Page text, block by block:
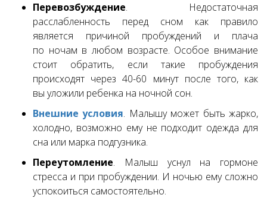
Перевозбуждение. Недостаточная
расслабленность перед сном как правило
является причиной пробуждений и плача
по ночам в любом возрасте. Особое внимание
стоит обратить, если такие пробуждения
происходят через 40-60 минут после того, как
вы уложили ребенка на ночной сон.
Внешние условия. Малышу может быть жарко,
холодно, возможно ему не подходит одежда для
сна или марка подгузника.
Переутомление. Малыш уснул на гормоне
стресса и при пробуждении. И ночью ему сложно
успокоиться самостоятельно.